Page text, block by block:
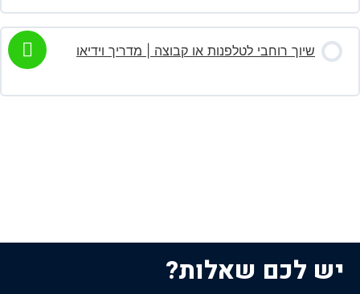
שיוך רוחבי לטלפנות או קבוצה | מדריך וידיאו
יש לכם שאלות?